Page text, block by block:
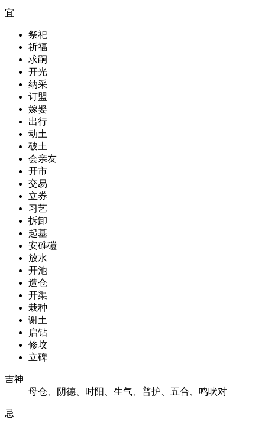
宜
祭祀
祈福
求嗣
开光
纳采
订盟
嫁娶
出行
动土
破土
会亲友
开市
交易
立券
习艺
拆卸
起基
安碓磑
放水
开池
造仓
开渠
栽种
谢土
启钻
修坟
立碑
吉神
母仓、阴德、时阳、生气、普护、五合、鸣吠对
忌